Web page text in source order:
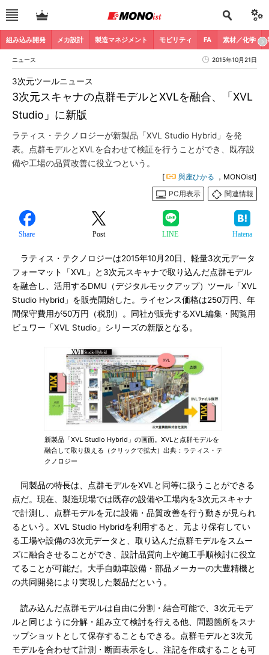
組み込み開発 メカ設計 製造マネジメント モビリティ FA 素材／化学
ニュース 2015年10月21日
3次元スキャナの点群モデルとXVLを融合、「XVL
Studio」に新版
3次元ツールニュース
ラティス・テクノロジーが新製品「XVL Studio Hybrid」を発
表。点群モデルとXVLを合わせて検証を行うことができ、既存設
備や工場の品質改善に役立つという。
[ 與座ひかる ，MONOist]
PC用表示
関連情報
Share Post LINE Hatena
ラティス・テクノロジーは2015年10月20日、軽量3次元データ
フォーマット「XVL」と3次元スキャナで取り込んだ点群モデル
を融合し、活用するDMU（デジタルモックアップ）ツール「XVL
Studio Hybrid」を販売開始した。ライセンス価格は250万円、年
間保守費用が50万円（税別）。同社が販売するXVL編集・閲覧用
ビュワー「XVL Studio」シリーズの新版となる。
新製品「XVL Studio Hybrid」の画面。XVLと点群モデルを
融合して取り扱える（クリックで拡大）出典：ラティス・テ
クノロジー
同製品の特長は、点群モデルをXVLと同等に扱うことができる
点だ。現在、製造現場では既存の設備や工場内を3次元スキャナ
で計測し、点群モデルを元に設備・品質改善を行う動きが見られ
るという。XVL Studio Hybridを利用すると、元より保有してい
る工場や設備の3次元データと、取り込んだ点群モデルをスムー
ズに融合させることができ、設計品質向上や施工手順検討に役立
てることが可能だ。大手自動車設備・部品メーカーの大豊精機と
の共同開発により実現した製品だという。
読み込んだ点群モデルは自由に分割・結合可能で、3次元モデ
ルと同じように分解・組み立て検討を行える他、問題箇所をスナ
ップショットとして保存することもできる。点群モデルと3次元
モデルを合わせて計測・断面表示をし、注記を作成することも可